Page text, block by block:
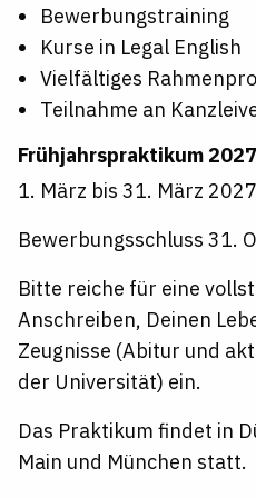
Bewerbungstraining
Kurse in Legal English
Vielfältiges
Teilnahme an
​Frühjahrspraktikum
1. März bis 31. März 2027
Bewerbungsschluss 31.
Bitte reiche für eine
Anschreiben, Deinen
Zeugnisse (Abitur und
der Universität) ein.
Das Praktikum findet in
Main und München statt.